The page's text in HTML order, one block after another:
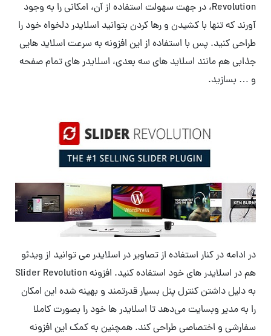
Revolution، در جهت سهولت استفاده از آن، امکانی را به وجود
آورند که تنها با کشیدن و رها کردن بتوانید اسلایدر دلخواه خود را
طراحی کنید. پس با استفاده از این افزونه به سرعت اسلاید هایی
جذابی هم مانند اسلاید های سه بعدی، اسلایدر های تمام صفحه
و … بسازید.
در ادامه در کنار استفاده از تصاویر در اسلایدر می توانید از ویدئو
هم در اسلایدر های خود استفاده کنید. افزونه Slider Revolution
به دلیل داشتن کنترل پنل بسیار قدرتمند و بهینه شده این امکان
را به مدیر وبسایت می‌دهد تا اسلایدر ها خود را بصورت کاملا
سفارشی و اختصاصی طراحی کند. همچنین به کمک این افزونه